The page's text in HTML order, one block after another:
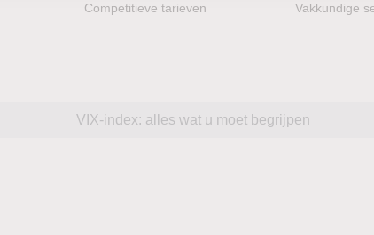
Competitieve tarieven Vakkundige
VIX-index: alles wat u moet begrijpen